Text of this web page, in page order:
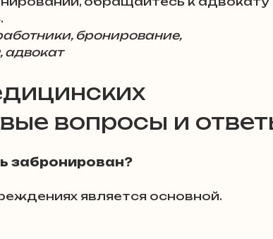
с ТЦК законно
ТЦК законно
бронирование,
адвокат
вопросы и
забронирован?
является основной.